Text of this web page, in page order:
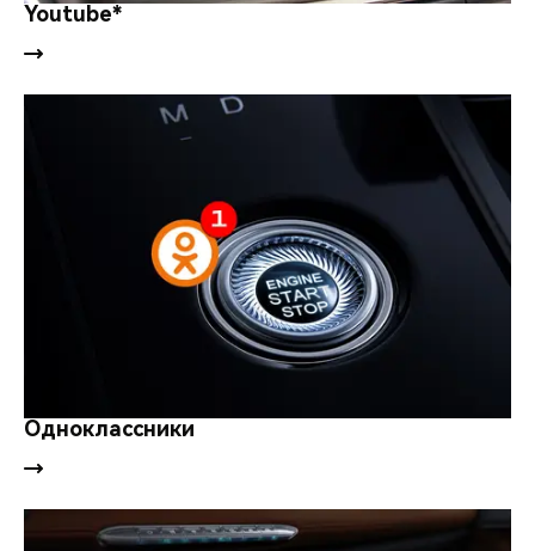
CHERY И СПОРТ
НАШИ МЕРОПРИЯТИЯ
CHERY ДЛЯ ДЕТЕЙ
Youtube*
Одноклассники